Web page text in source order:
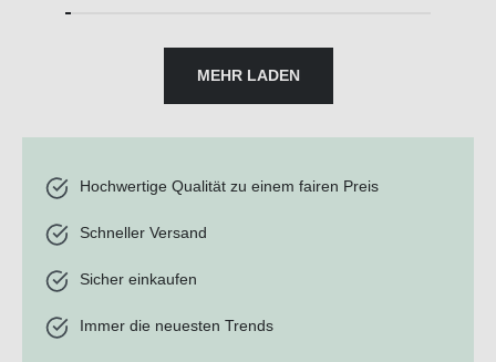
MEHR LADEN
Hochwertige Qualität zu einem fairen Preis
Schneller Versand
Sicher einkaufen
Immer die neuesten Trends